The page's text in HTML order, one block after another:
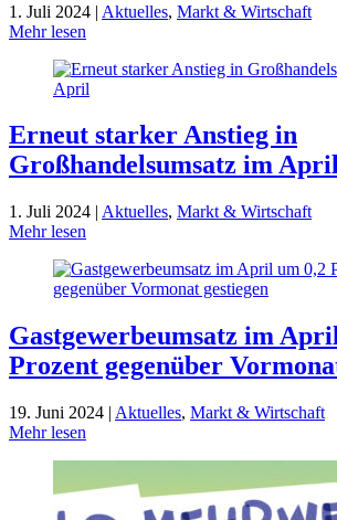
1. Juli 2024 | Aktuelles, Markt & Wirtschaft
Mehr lesen
Erneut starker Anstieg in
Großhandelsumsatz im
1. Juli 2024 | Aktuelles, Markt & Wirtschaft
Mehr lesen
Gastgewerbeumsatz im
Prozent gegenüber
19. Juni 2024 | Aktuelles, Markt & Wirtschaft
Mehr lesen